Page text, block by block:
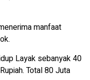
manfaat
Layak sebanyak 40
Total 80 Juta